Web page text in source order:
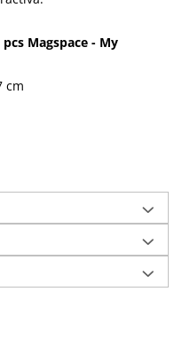
Magspace - My
cm